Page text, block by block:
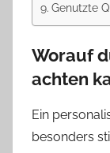
Genutzte
Worauf
achten
Ein
besonders